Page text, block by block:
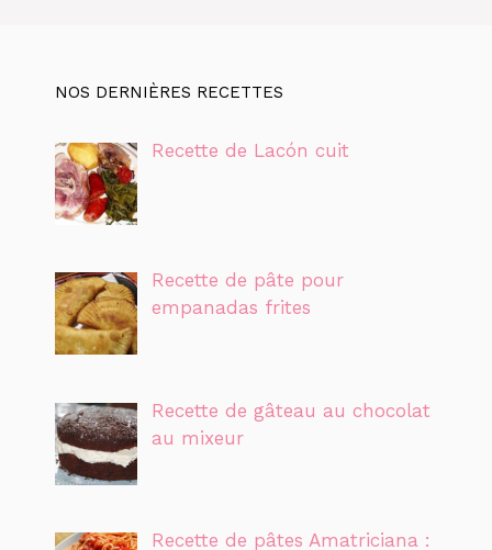
NOS DERNIÈRES RECETTES
Recette de Lacón cuit
Recette de pâte pour
empanadas frites
Recette de gâteau au chocolat
au mixeur
Recette de pâtes Amatriciana :